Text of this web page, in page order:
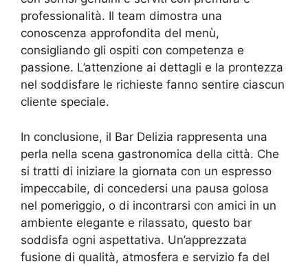
professionalità. Il team dimostra una
conoscenza approfondita del menù,
consigliando gli ospiti con competenza e
passione. L’attenzione ai dettagli e la prontezza
nel soddisfare le richieste fanno sentire ciascun
cliente speciale.
In conclusione, il Bar Delizia rappresenta una
perla nella scena gastronomica della città. Che
si tratti di iniziare la giornata con un espresso
impeccabile, di concedersi una pausa golosa
nel pomeriggio, o di incontrarsi con amici in un
ambiente elegante e rilassato, questo bar
soddisfa ogni aspettativa. Un’apprezzata
fusione di qualità, atmosfera e servizio fa del